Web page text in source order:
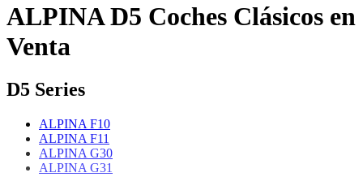
ALPINA D5 Coches Clásicos en
Venta
D5 Series
ALPINA F10
ALPINA F11
ALPINA G30
ALPINA G31